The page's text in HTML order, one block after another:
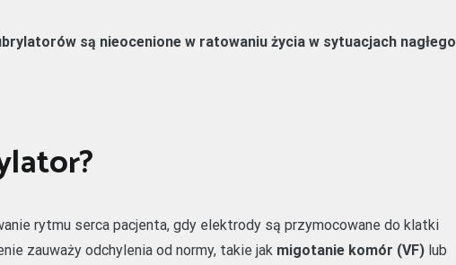
są nieocenione w ratowaniu życia w sytuacjach nagłego
rytmu serca pacjenta, gdy elektrody są przymocowane do klatki
zauważy odchylenia od normy, takie jak migotanie komór (VF) lub